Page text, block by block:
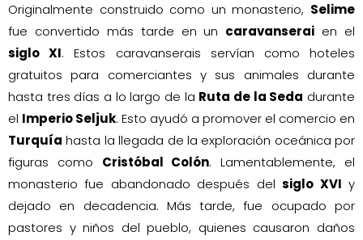
Originalmente construido como un monasterio, Selime
fue convertido más tarde en un caravanserai en el
siglo XI. Estos caravanserais servían como hoteles
gratuitos para comerciantes y sus animales durante
hasta tres días a lo largo de la Ruta de la Seda durante
el Imperio Seljuk. Esto ayudó a promover el comercio en
Turquía hasta la llegada de la exploración oceánica por
figuras como Cristóbal Colón. Lamentablemente, el
monasterio fue abandonado después delsiglo XVI y
dejado en decadencia. Más tarde, fue ocupado por
pastores y niños del pueblo, quienes causaron daños